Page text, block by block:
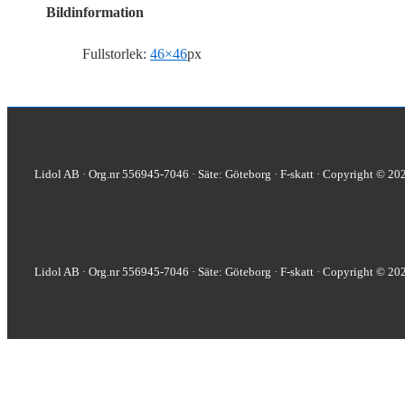
Bildinformation
Fullstorlek: 46×46px
Lidol AB · Org.nr 556945-7046 · Säte: Göteborg · F-skatt · Copyright ©
Lidol AB · Org.nr 556945-7046 · Säte: Göteborg · F-skatt · Copyright ©